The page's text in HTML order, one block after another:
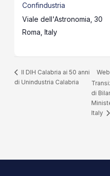
Confindustria
Viale dell'Astronomia, 30
Roma Italy
Il DIH Calabria ai 50 anni
di Unindustria Calabria
di
Italy